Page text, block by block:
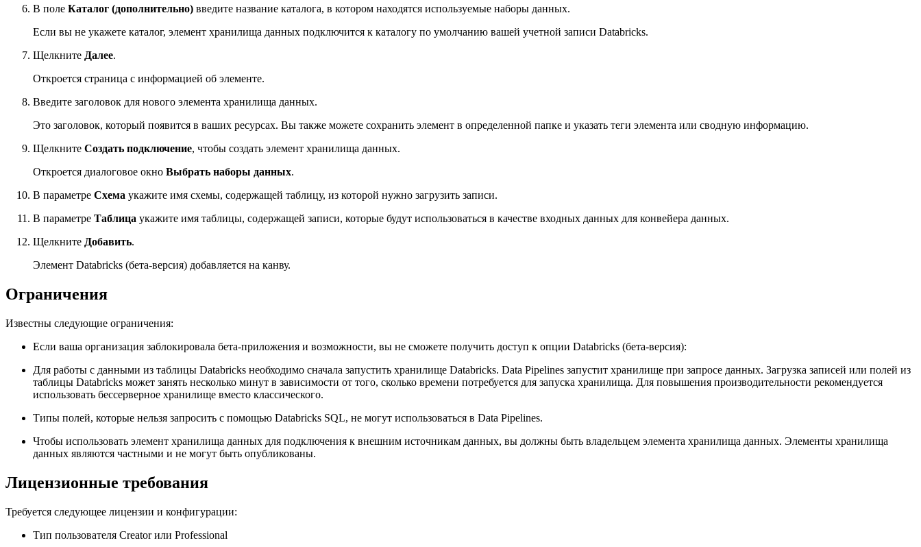
В поле Каталог (дополнительно) введите название каталога, в котором находятся используемые наборы данных.
Если вы не укажете каталог, элемент хранилища данных подключится к каталогу по умолчанию вашей учетной записи Databricks.
Щелкните Далее.
Откроется страница с информацией об элементе.
Введите заголовок для нового элемента хранилища данных.
Это заголовок, который появится в ваших ресурсах. Вы также можете сохранить элемент в определенной папке и указать теги элемента или сводную информацию.
Щелкните Создать подключение, чтобы создать элемент хранилища данных.
Откроется диалоговое окно Выбрать наборы данных.
В параметре Схема укажите имя схемы, содержащей таблицу, из которой нужно загрузить записи.
В параметре Таблица укажите имя таблицы, содержащей записи, которые будут использоваться в качестве входных данных для конвейера данных.
Щелкните Добавить.
Элемент Databricks (бета-версия) добавляется на канву.
Ограничения
Известны следующие ограничения:
Если ваша организация заблокировала бета-приложения и возможности, вы не сможете получить доступ к опции Databricks (бета-версия):
Для работы с данными из таблицы Databricks необходимо сначала запустить хранилище Databricks. Data Pipelines запустит хранилище при запросе данных. Загрузка записей или полей из
таблицы Databricks может занять несколько минут в зависимости от того, сколько времени потребуется для запуска хранилища. Для повышения производительности рекомендуется
использовать бессерверное хранилище вместо классического.
Типы полей, которые нельзя запросить с помощью Databricks SQL, не могут использоваться в Data Pipelines.
Чтобы использовать элемент хранилища данных для подключения к внешним источникам данных, вы должны быть владельцем элемента хранилища данных. Элементы хранилища
данных являются частными и не могут быть опубликованы.
Лицензионные требования
Требуется следующее лицензии и конфигурации:
Тип пользователя Creator или Professional